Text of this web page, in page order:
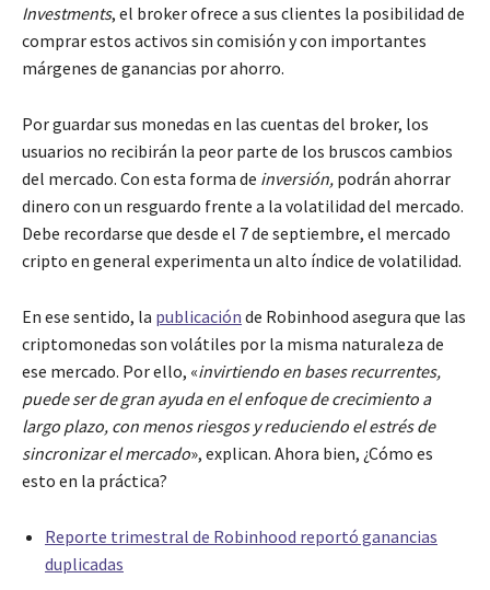
Investments, el broker ofrece a sus clientes la posibilidad de
comprar estos activos sin comisión y con importantes
márgenes de ganancias por ahorro.
Por guardar sus monedas en las cuentas del broker, los
usuarios no recibirán la peor parte de los bruscos cambios
del mercado. Con esta forma de inversión, podrán ahorrar
dinero con un resguardo frente a la volatilidad del mercado.
Debe recordarse que desde el 7 de septiembre, el mercado
cripto en general experimenta un alto índice de volatilidad.
En ese sentido, la publicación de Robinhood asegura que las
criptomonedas son volátiles por la misma naturaleza de
ese mercado. Por ello, «invirtiendo en bases recurrentes,
puede ser de gran ayuda en el enfoque de crecimiento a
largo plazo, con menos riesgos y reduciendo el estrés de
sincronizar el mercado», explican. Ahora bien, ¿Cómo es
esto en la práctica?
Reporte trimestral de Robinhood reportó ganancias
duplicadas